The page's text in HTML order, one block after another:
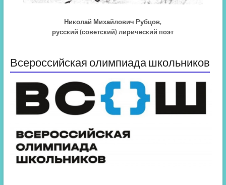
Николай Михайлович Рубцов,
русский (советский) лирический поэт
Всероссийская олимпиада школьников